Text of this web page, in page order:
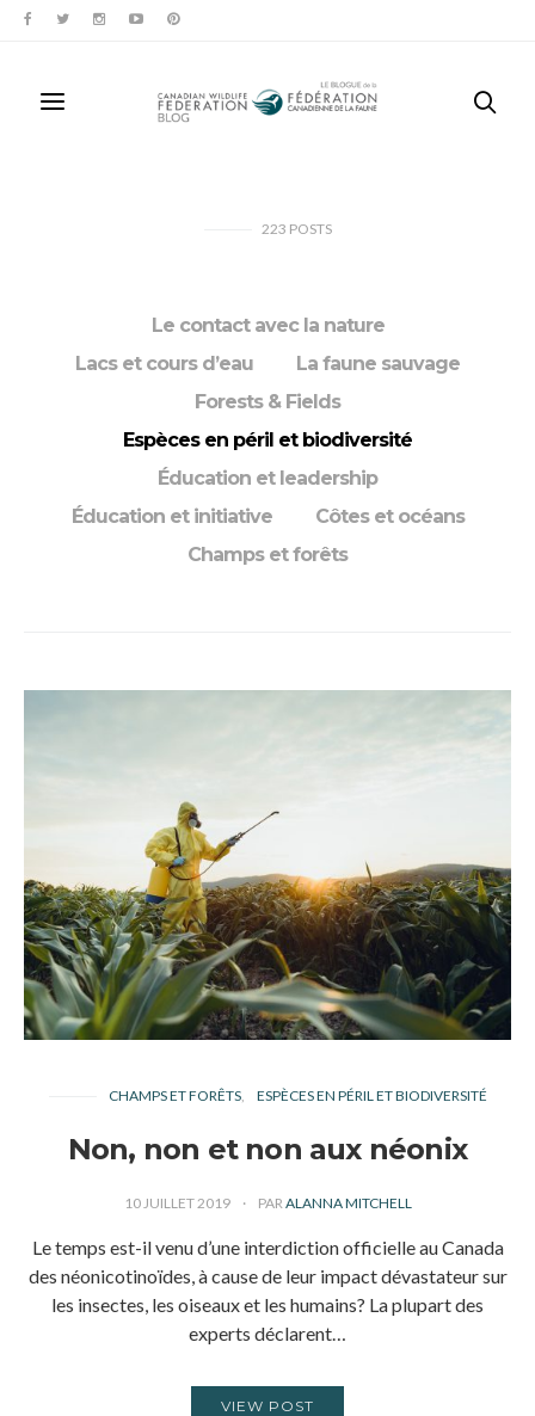
223 POSTS
Le contact avec la nature
Lacs et cours d’eau
La faune sauvage
Forests & Fields
Espèces en péril et biodiversité
Éducation et leadership
Éducation et initiative
Côtes et océans
Champs et forêts
CHAMPS ET FORÊTS ESPÈCES EN PÉRIL ET BIODIVERSITÉ
Non, non et non aux néonix
10 JUILLET 2019 PAR ALANNA MITCHELL
Le temps est-il venu d’une interdiction officielle au Canada
des néonicotinoïdes, à cause de leur impact dévastateur sur
les insectes, les oiseaux et les humains? La plupart des
experts déclarent…
VIEW POST